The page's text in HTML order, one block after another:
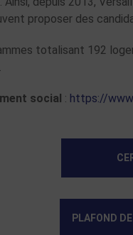
proposer des
totalisant 192
social : https://
PLAFOND